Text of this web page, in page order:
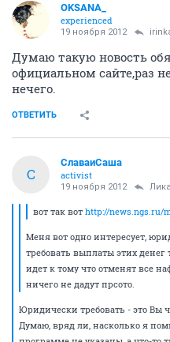
OKSANA_
experienced
19 ноября 2012
Думаю такую новость
официальном сайте,раз
нечего.
ОТВЕТИТЬ
С
СлаваиСаша
activist
19 ноября 2012
вот так вот http://news.ngs.ru/
Меня вот одно интересует,
требовать выплаты этих денег
идет к тому что отменят все
ничего не дадут прсото.
Юридически требовать - это Вы
Думаю, вряд ли, насколько я